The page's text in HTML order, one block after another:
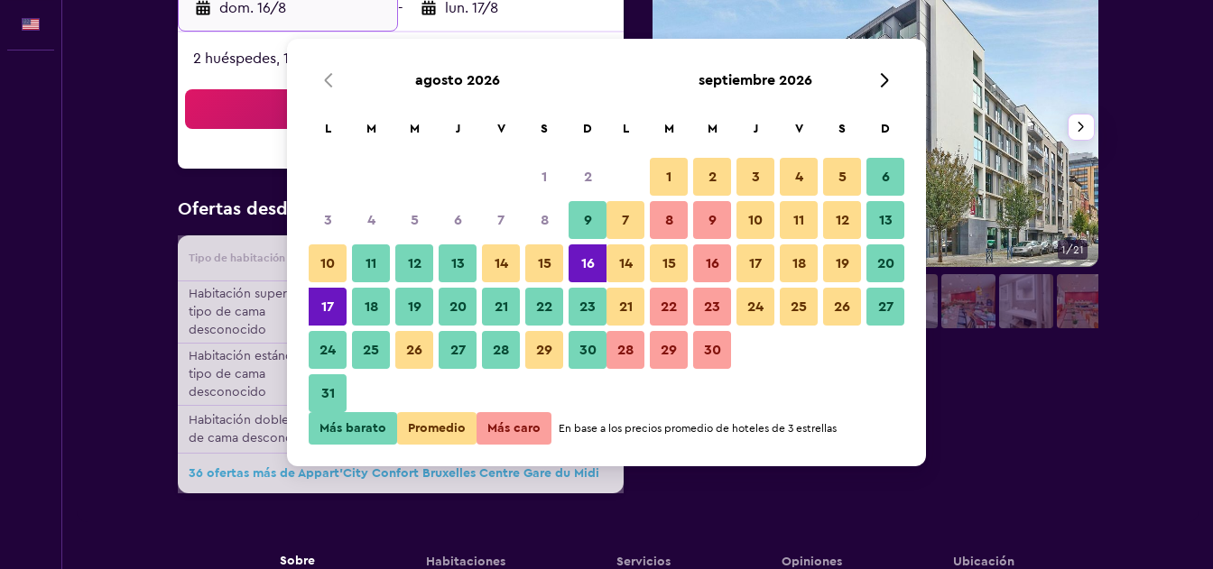
dom. 16/8 - lun. 17/8
2 huéspedes, 1 habitación
Ofertas desde Oferta más barata de precio por noche
Tipo de habitación Proveedor Total noche
Habitación superior,
tipo de cama
desconocido
$54 Ver oferta
Habitación estándar,
tipo de cama
desconocido
Habitación doble, tipo
de cama desconocido
$78 Ver oferta
36 ofertas más de Appart'City Confort Bruxelles Centre Gare du Midi
Edificio 1/21
Fotos
Sobre Habitaciones Servicios Opiniones Ubicación
agosto 2026
L M M J V S D
1 2
3 4 5 6 7 8 9
10 11 12 13 14 15 16
17 18 19 20 21 22 23
24 25 26 27 28 29 30
31
septiembre 2026
L M M J V S D
1 2 3 4 5 6
7 8 9 10 11 12 13
14 15 16 17 18 19 20
21 22 23 24 25 26 27
28 29 30
Más barato Promedio Más caro En base a los precios promedio de hoteles de 3 estrellas